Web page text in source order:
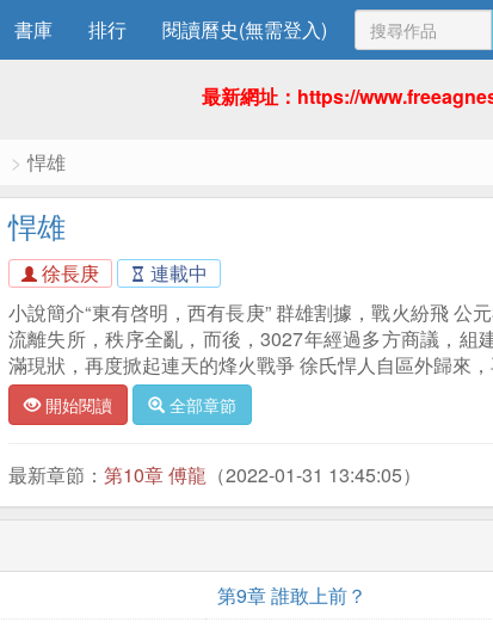
書庫 排行 閱讀曆史(無需登入)
最新網址：https://
悍雄
悍雄
徐長庚
連載中
小說簡介“東有啓明，西有長庚” 群雄割據，戰火紛飛
流離失所，秩序全亂，而後，3027年經過多方商議，
滿現狀，再度掀起連天的烽火戰爭 徐氏悍人自區外歸來
開始閱讀 全部章節
最新章節： 第10章 傅龍（2022-01-31 13:45:05）
第9章 誰敢上前？